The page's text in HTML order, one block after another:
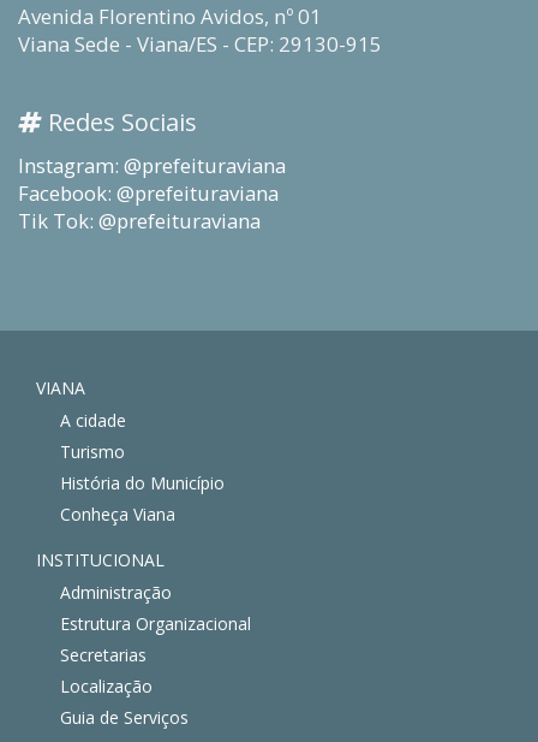
Avenida Florentino Avidos, nº 01
Viana Sede - Viana/ES - CEP: 29130-915
Redes Sociais
Instagram: @prefeituraviana
Facebook: @prefeituraviana
Tik Tok: @prefeituraviana
VIANA
A cidade
Turismo
História do Município
Conheça Viana
INSTITUCIONAL
Administração
Estrutura Organizacional
Secretarias
Localização
Guia de Serviços